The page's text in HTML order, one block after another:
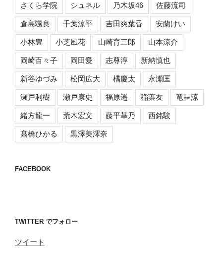
さくら学院 シュネル 乃木坂46 佐藤流司
倉島颯良 千葉涼平 吉田爽葉香 安蘭けい
小林豊 小芝風花 山崎育三郎 山本涼介
岡崎百々子 岡田愛 志尊淳 新納慎也
新谷ゆづみ 松岡広大 橘慶太 永瀬匡
瀬戸利樹 瀬戸康史 福原遥 稲葉友 竜星涼
緒方龍一 荒木宏文 藤平華乃 西銘駿
髙橋ひかる 黒澤美澪奈
FACEBOOK
TWITTER でフォロー
ツイート